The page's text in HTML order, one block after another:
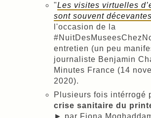
"Les visites virtuelles
sont souvent décevantes
l'occasion de la
entretien (un peu
journaliste Benjamin
Minutes France (14
2020).
Plusieurs fois intérrogé
crise sanitaire du